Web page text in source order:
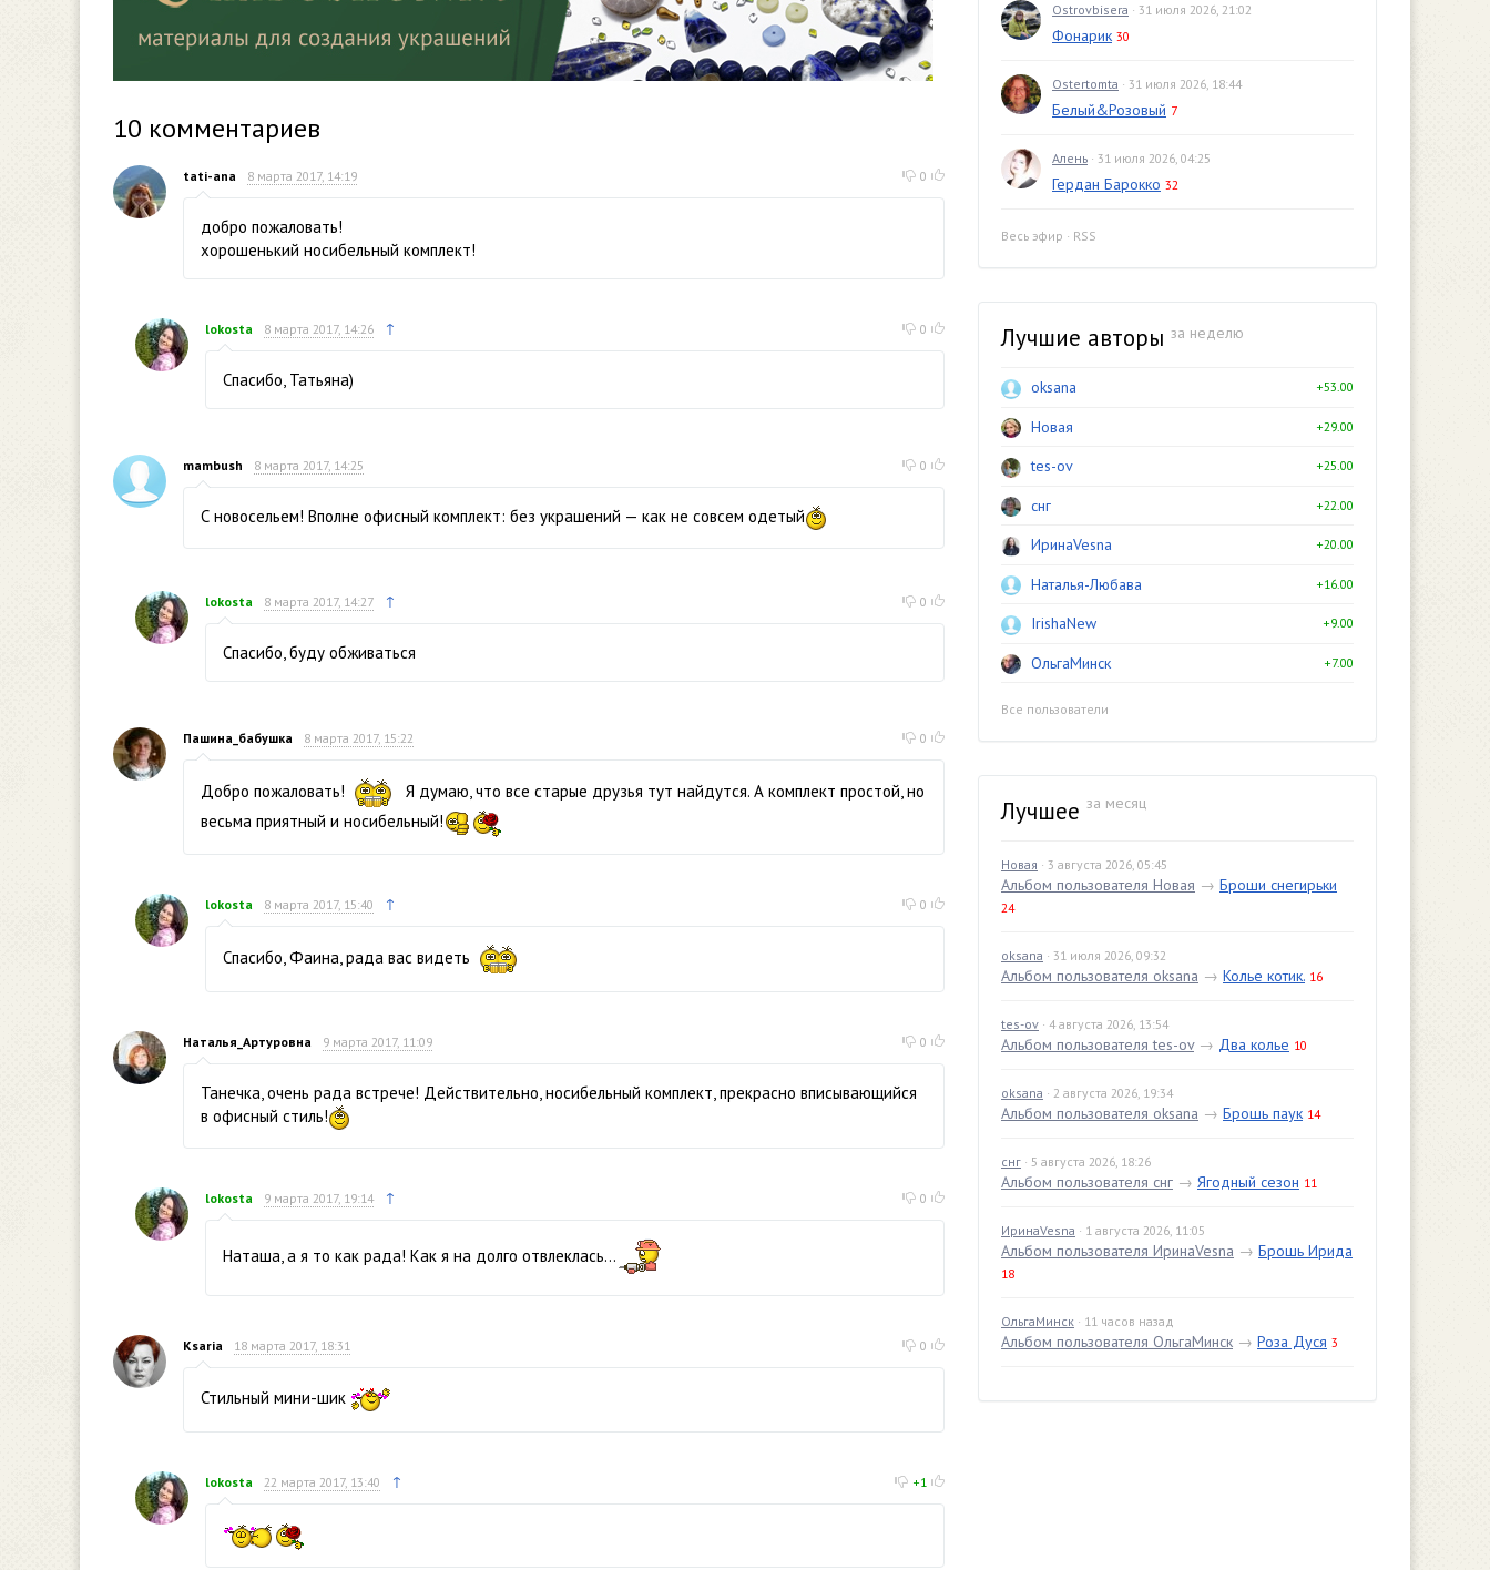
10 комментариев
tati-ana 8 марта 2017, 14:19 0
добро пожаловать!
хорошенький носибельный комплект!
lokosta 8 марта 2017, 14:26 ↑ 0
Спасибо, Татьяна)
mambush 8 марта 2017, 14:25 0
С новосельем! Вполне офисный комплект: без украшений — как не совсем одетый
lokosta 8 марта 2017, 14:27 ↑ 0
Спасибо, буду обживаться
Пашина_бабушка 8 марта 2017, 15:22 0
Добро пожаловать!
Я думаю, что все старые друзья тут найдутся. А комплект простой, но
весьма приятный и носибельный!
lokosta 8 марта 2017, 15:40 ↑ 0
Спасибо, Фаина, рада вас видеть
Наталья_Артуровна 9 марта 2017, 11:09 0
Танечка, очень рада встрече! Действительно, носибельный комплект, прекрасно вписывающийся
в офисный стиль!
lokosta 9 марта 2017, 19:14 ↑ 0
Наташа, а я то как рада! Как я на долго отвлеклась...
Ksaria 18 марта 2017, 18:31 0
Стильный мини-шик
lokosta 22 марта 2017, 13:40 ↑ +1
Ostrovbisera · 31 июля 2026, 21:02
Фонарик 30
Ostertomta · 31 июля 2026, 18:44
Белый&Розовый 7
Алень · 31 июля 2026, 04:25
Гердан Барокко 32
Весь эфир · RSS
Лучшие авторы за неделю
oksana +53.00
Новая +29.00
tes-ov +25.00
снг +22.00
ИринаVesna +20.00
Наталья-Любава +16.00
IrishaNew +9.00
ОльгаМинск +7.00
Все пользователи
Лучшее за месяц
Новая · 3 августа 2026, 05:45
Альбом пользователя Новая → Броши снегирьки
24
oksana · 31 июля 2026, 09:32
Альбом пользователя oksana → Колье котик. 16
tes-ov · 4 августа 2026, 13:54
Альбом пользователя tes-ov→ Два колье 10
oksana · 2 августа 2026, 19:34
Альбом пользователя oksana → Брошь паук 14
снг · 5 августа 2026, 18:26
Альбом пользователя снг → Ягодный сезон 11
ИринаVesna · 1 августа 2026, 11:05
Альбом пользователя ИринаVesna → Брошь Ирида
18
ОльгаМинск · 11 часов назад
Альбом пользователя ОльгаМинск → Роза Дуся 3